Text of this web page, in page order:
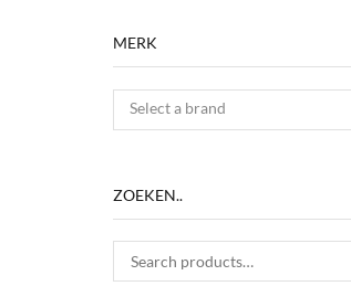
MERK
Select a brand
ZOEKEN..
Search for: